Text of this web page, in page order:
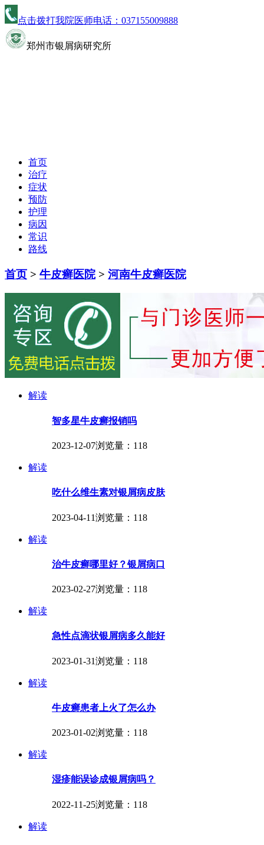
点击拨打我院医师电话： 037155009888
郑州市银屑病研究所
首页
治疗
症状
预防
护理
病因
常识
路线
首页 > 牛皮癣医院> 河南牛皮癣医院
解读
智多星牛皮癣报销吗
2023-12-07浏览量：118
解读
吃什么维生素对银屑病皮肤
2023-04-11浏览量：118
解读
治牛皮癣哪里好？银屑病口
2023-02-27浏览量：118
解读
急性点滴状银屑病多久能好
2023-01-31浏览量：118
解读
牛皮癣患者上火了怎么办
2023-01-02浏览量：118
解读
湿疹能误诊成银屑病吗？
2022-11-25浏览量：118
解读